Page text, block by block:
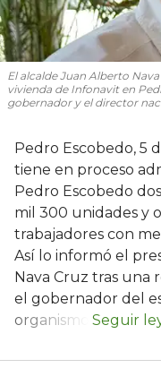
El alcalde Juan Alberto
vivienda de Infonavit en
gobernador y el director
Pedro Escobedo, 5
tiene en proceso
Pedro Escobedo
mil 300 unidades y
trabajadores con
Así lo informó el
Nava Cruz tras
el gobernador del
organismo.